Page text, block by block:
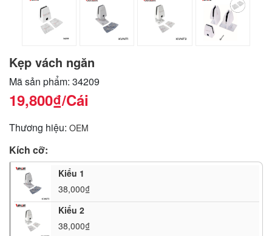
Kẹp vách ngăn
Mã sản phẩm: 34209
19,800₫/Cái
Thương hiệu: OEM
Kích cỡ:
Kiểu 1
38,000₫
Kiểu 2
38,000₫